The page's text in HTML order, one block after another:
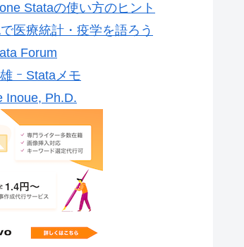
Stataの使い方のヒント
医療統計・疫学を語ろう
Forum
ｰ Stataメモ
Inoue, Ph.D.